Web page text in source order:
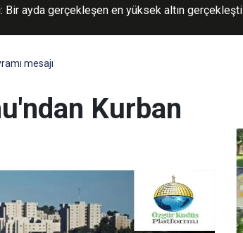
posta hizmetlerine desteğimizi sürdürüyoruz
mesajı
Kurban